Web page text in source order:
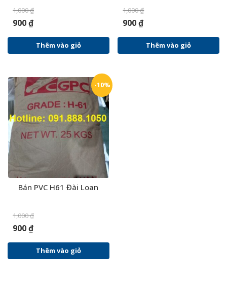
1,000₫
900₫
Thêm vào giỏ
1,000₫
900₫
Thêm vào giỏ
-10%
Bán PVC H61 Đài Loan
1,000₫
900₫
Thêm vào giỏ